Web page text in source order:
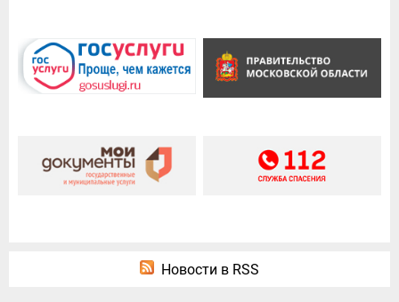
Новости в RSS